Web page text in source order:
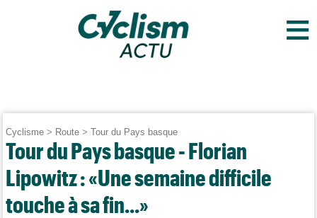
≡
Cyclisme > Route >Tour du Pays basque
Tour du Pays basque - Florian
Lipowitz : «Une semaine difficile
touche à sa fin...»